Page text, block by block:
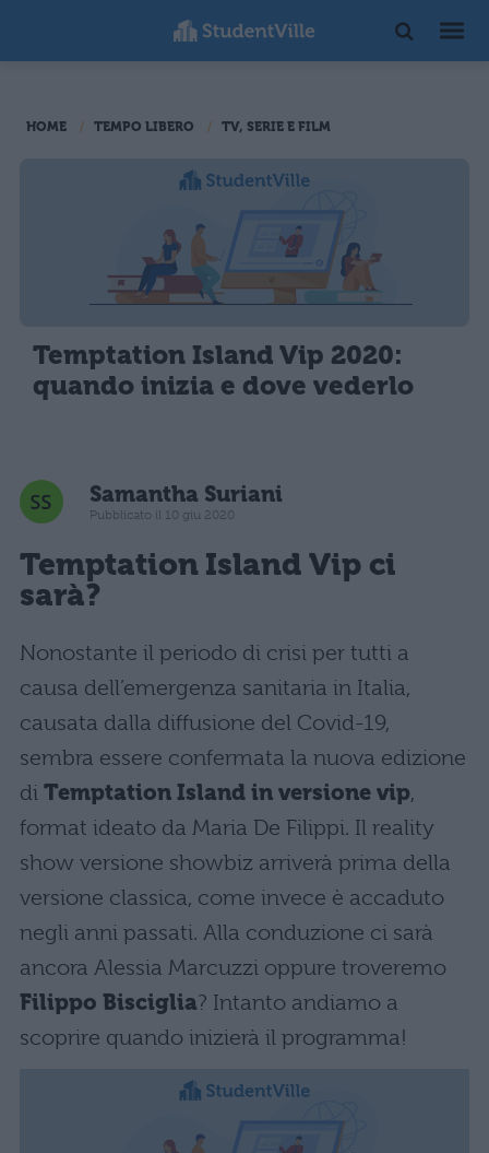
HOME TEMPO LIBERO TV, SERIE E FILM
Temptation Island Vip 2020:
quando inizia e dove vederlo
Samantha Suriani
Pubblicato il 10 giu 2020
Temptation Island Vip ci
sarà?
Nonostante il periodo di crisi per tutti a
causa dell’emergenza sanitaria in Italia,
causata dalla diffusione del Covid-19,
sembra essere confermata la nuova edizione
di Temptation Island in versione vip,
format ideato da Maria De Filippi. Il reality
show versione showbiz arriverà prima della
versione classica, come invece è accaduto
negli anni passati. Alla conduzione ci sarà
ancora Alessia Marcuzzi oppure troveremo
Filippo Bisciglia? Intanto andiamo a
scoprire quando inizierà il programma!